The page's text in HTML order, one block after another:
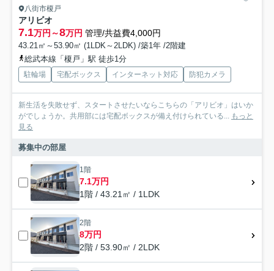
八街市榎戸
アリビオ
7.1万円～8万円 管理/共益費4,000円
43.21㎡～53.90㎡ (1LDK～2LDK) /築1年 /2階建
総武本線「榎戸」駅 徒歩1分
駐輪場 宅配ボックス インターネット対応 防犯カメラ
新生活を失敗せず、スタートさせたいならこちらの「アリビオ」はいか
がでしょうか。共用部には宅配ボックスが備え付けられている... もっと
見る
募集中の部屋
1階
7.1万円
1階 / 43.21㎡ / 1LDK
2階
8万円
2階 / 53.90㎡ / 2LDK